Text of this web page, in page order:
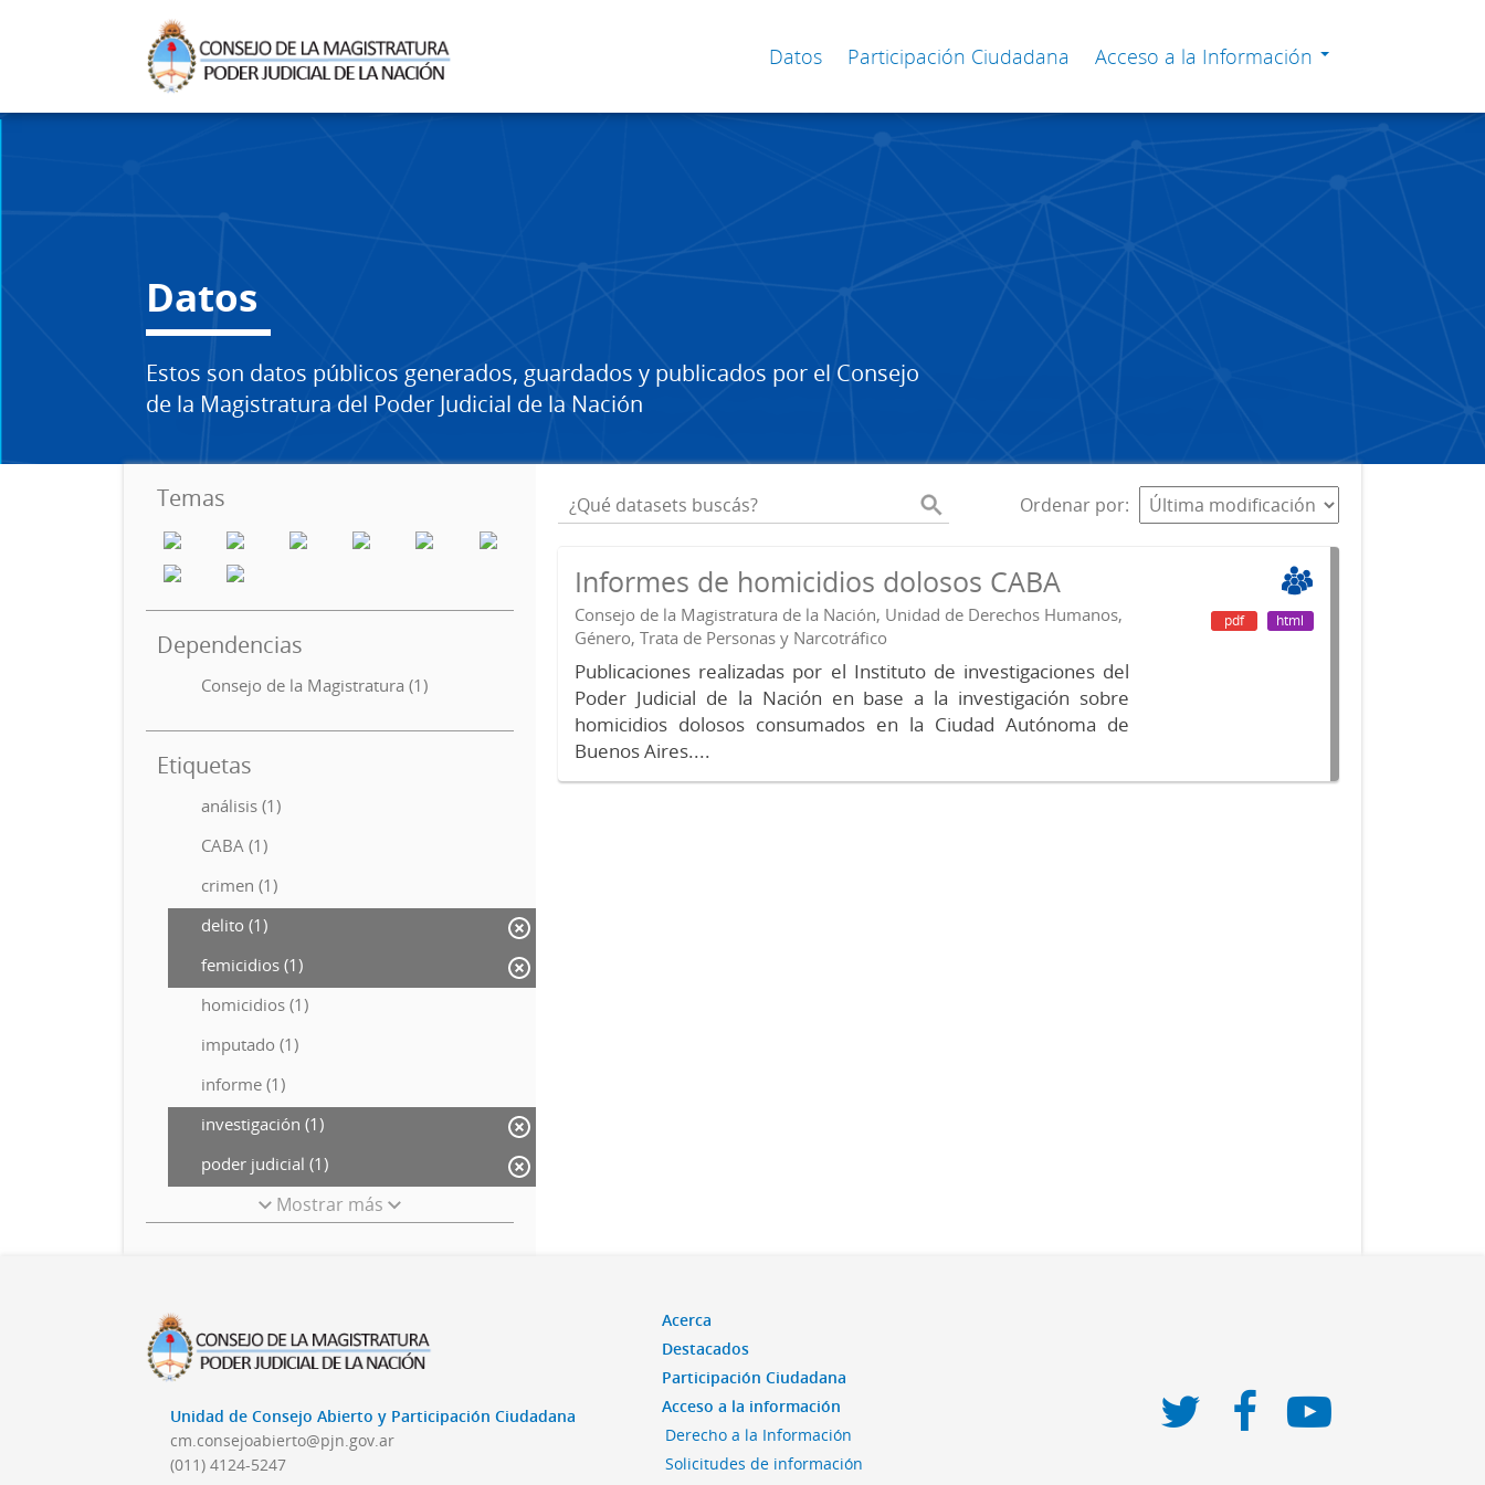
Datos Participación Ciudadana Acceso a la Información
Datos
Estos son datos públicos generados, guardados y publicados por el Consejo
de la Magistratura del Poder Judicial de la Nación
Temas
Dependencias
Consejo de la Magistratura (1)
Etiquetas
análisis (1)
CABA (1)
crimen (1)
delito (1)
femicidios (1)
homicidios (1)
imputado (1)
informe (1)
investigación (1)
poder judicial (1)
Mostrar más
Ordenar por
Informes de homicidios dolosos CABA
Consejo de la Magistratura de la Nación, Unidad de Derechos Humanos,
Género, Trata de Personas y Narcotráfico
Publicaciones realizadas por el Instituto de investigaciones del
Poder Judicial de la Nación en base a la investigación sobre
homicidios dolosos consumados en la Ciudad Autónoma de
Buenos Aires....
pdf html
Unidad de Consejo Abierto y Participación Ciudadana
cm.consejoabierto@pjn.gov.ar
(011) 4124-5247
Acerca
Destacados
Participación Ciudadana
Acceso a la información
Derecho a la Información
Solicitudes de información